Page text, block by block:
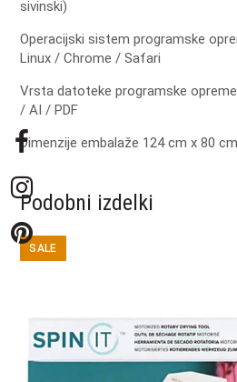
sivinski)
Operacijski sistem programske
Linux / Chrome / Safari
Vrsta datoteke programske
/ AI / PDF
Dimenzije embalaže 124 cm x 80 cm
Podobni izdelki
SALE